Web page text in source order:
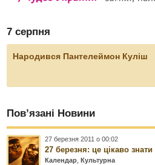
7 серпня
Народився Пантелеймон Куліш
Пов’язані Новини
27 березня 2011 о 00:02
27 березня: це цікаво знати
Календар Культурна